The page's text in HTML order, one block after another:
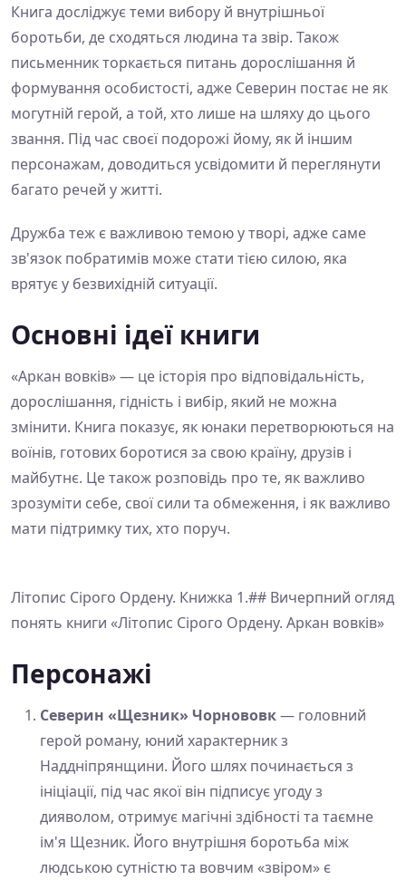
Книга досліджує теми вибору й внутрішньої
боротьби, де сходяться людина та звір. Також
письменник торкається питань дорослішання й
формування особистості, адже Северин постає не як
могутній герой, а той, хто лише на шляху до цього
звання. Під час своєї подорожі йому, як й іншим
персонажам, доводиться усвідомити й переглянути
багато речей у житті.
Дружба теж є важливою темою у творі, адже саме
зв'язок побратимів може стати тією силою, яка
врятує у безвихідній ситуації.
Основні ідеї книги
«Аркан вовків» — це історія про відповідальність,
дорослішання, гідність і вибір, який не можна
змінити. Книга показує, як юнаки перетворюються на
воїнів, готових боротися за свою країну, друзів і
майбутнє. Це також розповідь про те, як важливо
зрозуміти себе, свої сили та обмеження, і як важливо
мати підтримку тих, хто поруч.
Літопис Сірого Ордену. Книжка 1.## Вичерпний огляд
понять книги «Літопис Сірого Ордену. Аркан вовків»
Персонажі
Северин «Щезник» Чорнововк— головний
герой роману, юний характерник з
Наддніпрянщини. Його шлях починається з
ініціації, під час якої він підписує угоду з
дияволом, отримує магічні здібності та таємне
ім'я Щезник. Його внутрішня боротьба між
людською сутністю та вовчим «звіром» є